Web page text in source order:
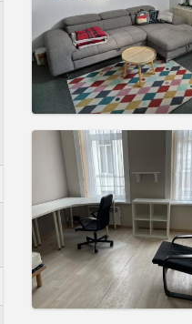
Infos Pratiques
Loyer:500 €
Charges:100 €
Durée:12 mois,
Infos Pratiques
Loyer:595 €
Charges:35 €
Durée: 12 mois
Domiciliation:Non